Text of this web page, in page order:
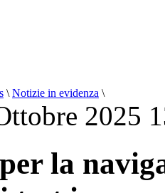
\ Notizie in evidenza \
2025
la